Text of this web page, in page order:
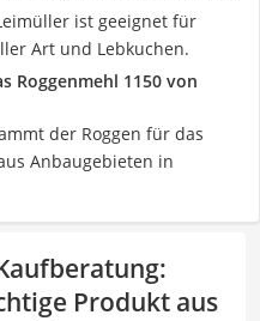
ist geeignet für
Art und Lebkuchen.
Roggenmehl 1150 von
der Roggen für das
Anbaugebieten in
:
Produkt aus